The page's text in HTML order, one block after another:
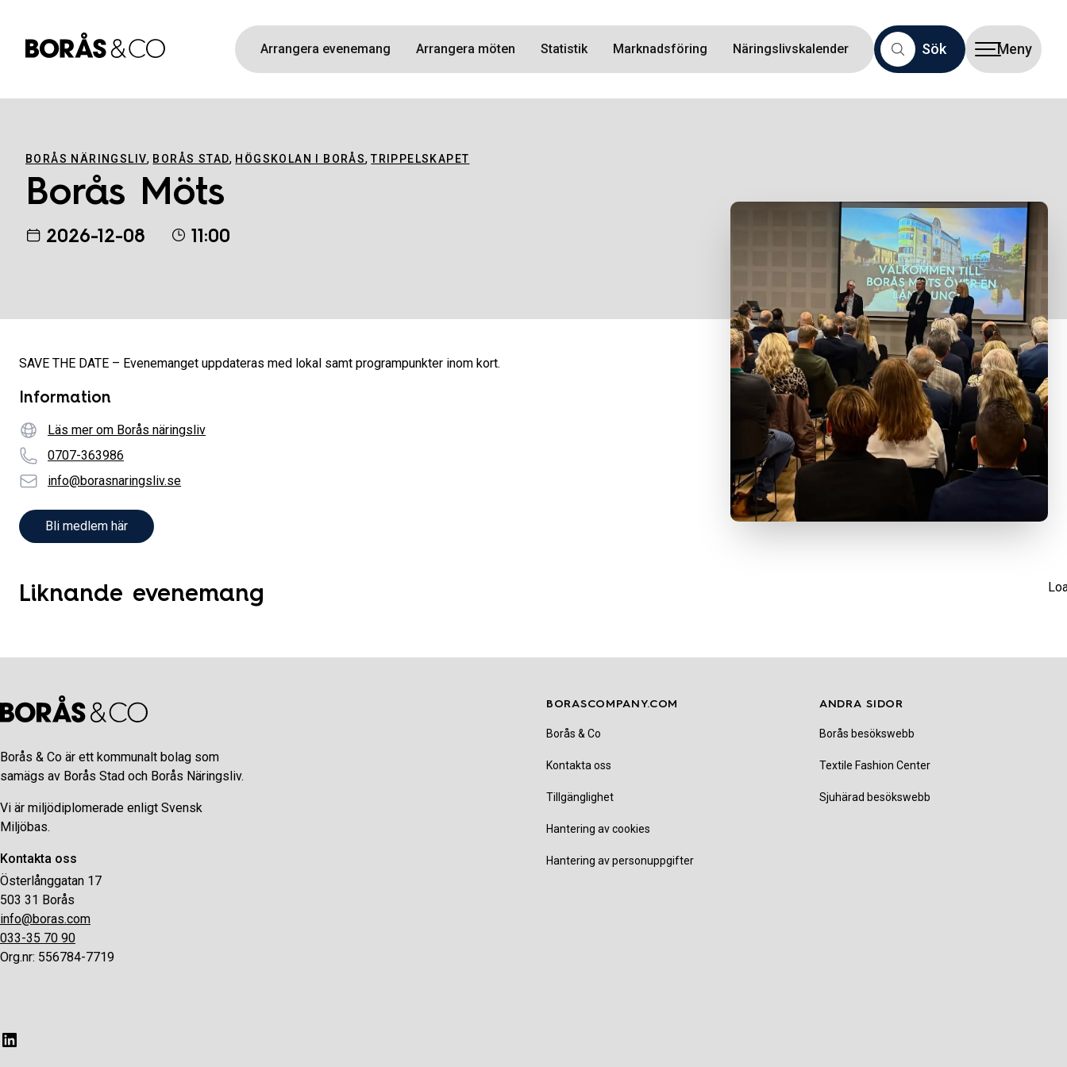
Arrangera evenemang Arrangera möten Statistik Marknadsföring Näringslivskalender Sök Meny
BORÅS NÄRINGSLIV, BORÅS STAD, HÖGSKOLAN I BORÅS,TRIPPELSKAPET
Borås Möts
2026-12-08 11:00
SAVE THE DATE – Evenemanget uppdateras med lokal samt programpunkter inom kort.
Information
Webbplatsadress
Läs mer om Borås näringsliv
Telefonnummer
0707-363986
E-Postinfo@borasnaringsliv.se
Bli medlem här
Liknande evenemang
Borås & Co är ett kommunalt bolag som
samägs av Borås Stad och Borås Näringsliv.
Vi är miljödiplomerade enligt Svensk
Miljöbas.
Kontakta oss
Österlånggatan 17
503 31 Borås
info@boras.com
033-35 70 90
Org.nr: 556784-7719
BORASCOMPANY.COM
Borås & Co
Kontakta oss
Tillgänglighet
Hantering av cookies
Hantering av personuppgifter
ANDRA SIDOR
Borås besökswebb
Textile Fashion Center
Sjuhärad besökswebb
LinkedIn